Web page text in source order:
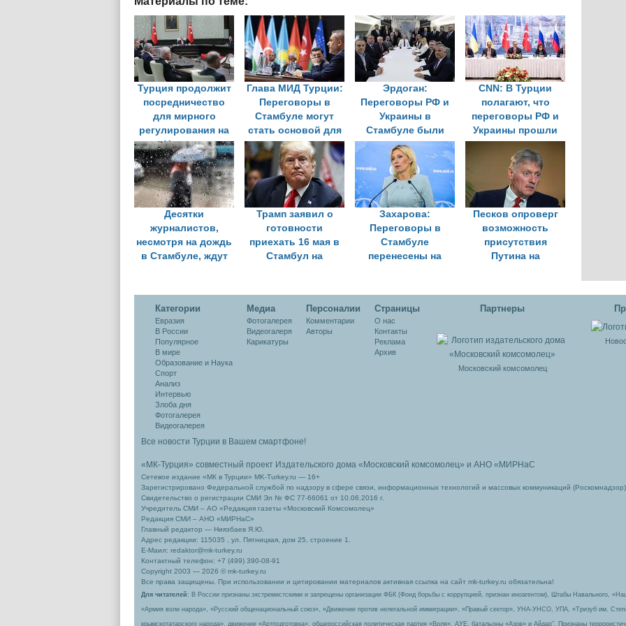
Турция продолжит
посредничество
для мирного
регулирования на
Украине
Глава МИД Турции:
Переговоры в
Стамбуле могут
стать основой для
урегулирования на
Украине
Эрдоган:
Переговоры РФ и
Украины в
Стамбуле были
запланированы как
шаг к миру
CNN: В Турции
полагают, что
переговоры РФ и
Украины прошли
лучше, чем
ожидалось
Десятки
журналистов,
несмотря на дождь
в Стамбуле, ждут
делегаций РФ и
Украины
Трамп заявил о
готовности
приехать 16 мая в
Стамбул на
Захарова:
Переговоры в
Стамбуле
перенесены на
Турции
Песков опроверг
возможность
присутствия
Путина на
Категории
Евразия
В России
Популярное
В мире
Образование и Наука
Спорт
Анализ
Интервью
Злоба дня
Фотогалерея
Видеогалерея
Медиа
Фотогалерея
Видеогалеря
Карикатуры
Персоналии
Комментарии
Авторы
Cтраницы
О нас
Контакты
Реклама
Архив
Партнеры
Московский комсомолец
Все новости Турции в Вашем смартфоне!
«МК-Турция» совместный проект Издательского дома «Московский комсомолец» и АНО «МИРНаС
Сетевое издание «МК в Турции» MK-Turkey.ru — 16+
Зарегистрировано Федеральной службой по надзору в сфере связи, информационных технологий и массовых коммуникаций (Роскомнадзор).
Свидетельство о регистрации СМИ Эл № ФС 77-66061 от 10.06.2016 г.
Учредитель СМИ – АО «Редакция газеты «Московский Комсомолец»
Редакция СМИ – АНО «МИРНаС»
Главный редактор — Ниязбаев Я.Ю.
Адрес редакции: 115035 , ул. Пятницкая, дом 25, строение 1.
Е-Маил: redaktor@mk-turkey.ru
Контактный телефон: +7 (499) 390-08-91
Copyright 2003 — 2026 © mk-turkey.ru
Все права защищены. При использовании и цитировании материалов активная ссылка на сайт mk-turkey.ru обязательна!
Для читателей : В России признаны экстремистскими и запрещены организации ФБК (Фонд борьбы с коррупцией, признан иноагентом), Штабы Навального,
«Армия воли народа», «Русский общенациональный союз», «Движение против нелегальной иммиграции», «Правый сектор», УНА-УНСО, УПА, «Тризуб им.
крымскотатарского народа», движение «Артподготовка», общероссийская политическая партия «Воля», АУЕ, батальоны «Азов» и Айдар″. Признаны